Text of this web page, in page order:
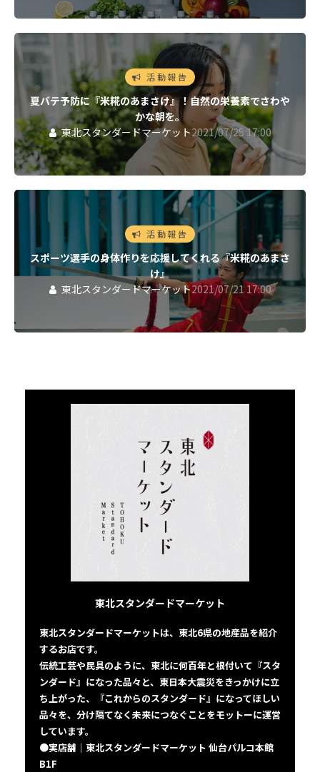
活動報告
夏バテ予防に『米糀のあまさけ』！自然の栄養素でさわや
かな朝を。
東北スタンダードマーケット2021/07/25 17:00
活動報告
スポーツ選手の身体作りを応援してくれる『米糀のあまさ
け』
東北スタンダードマーケット2021/07/21 17:00
東北スタンダードマーケット
東北スタンダードマーケットは、東北6県の地産品を紹介
するお店です。
伝統工芸や民具のように、東北に何百年と根付いて『スタ
ンダード』になった品々と、東日本大震災をきっかけに立
ち上がった、『これからのスタンダード』になってほしい
品々を、分け隔てなく未来につなぐことをモットーに運営
しています。
●実店舗｜東北スタンダードマーケット 仙台パルコ本館
B1F